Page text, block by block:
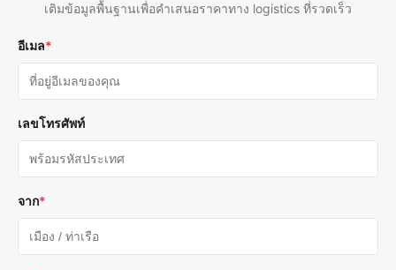
เติมข้อมูลพื้นฐานเพื่อคําเสนอราคาทาง logistics ที่รวดเร็ว
อีเมล*
เลขโทรศัพท์
จาก*